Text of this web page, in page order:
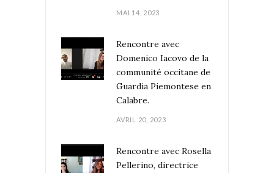
MAI 14, 2023
Rencontre avec
Domenico Iacovo de la
communité occitane de
Guardia Piemontese en
Calabre.
AVRIL 20, 2023
Rencontre avec Rosella
Pellerino, directrice